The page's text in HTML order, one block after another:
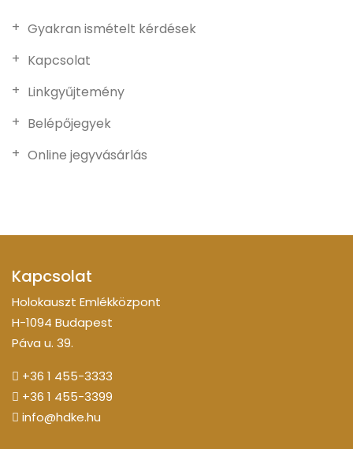
Gyakran ismételt kérdések
Kapcsolat
Linkgyűjtemény
Belépőjegyek
Online jegyvásárlás
Kapcsolat
Holokauszt Emlékközpont
H-1094 Budapest
Páva u. 39.
+36 1 455-3333
+36 1 455-3399
info@hdke.hu